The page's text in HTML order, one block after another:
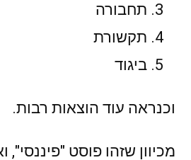
תחבורה
תקשורת
ביגוד
וכנראה עוד הוצאות רבות.
מכיוון שזהו פוסט "פיננסי",